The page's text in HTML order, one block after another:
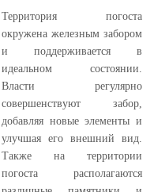
Территория погоста
окружена железным забором
и поддерживается в
идеальном состоянии.
Власти регулярно
совершенствуют забор,
добавляя новые элементы и
улучшая его внешний вид.
Также на территории
погоста располагаются